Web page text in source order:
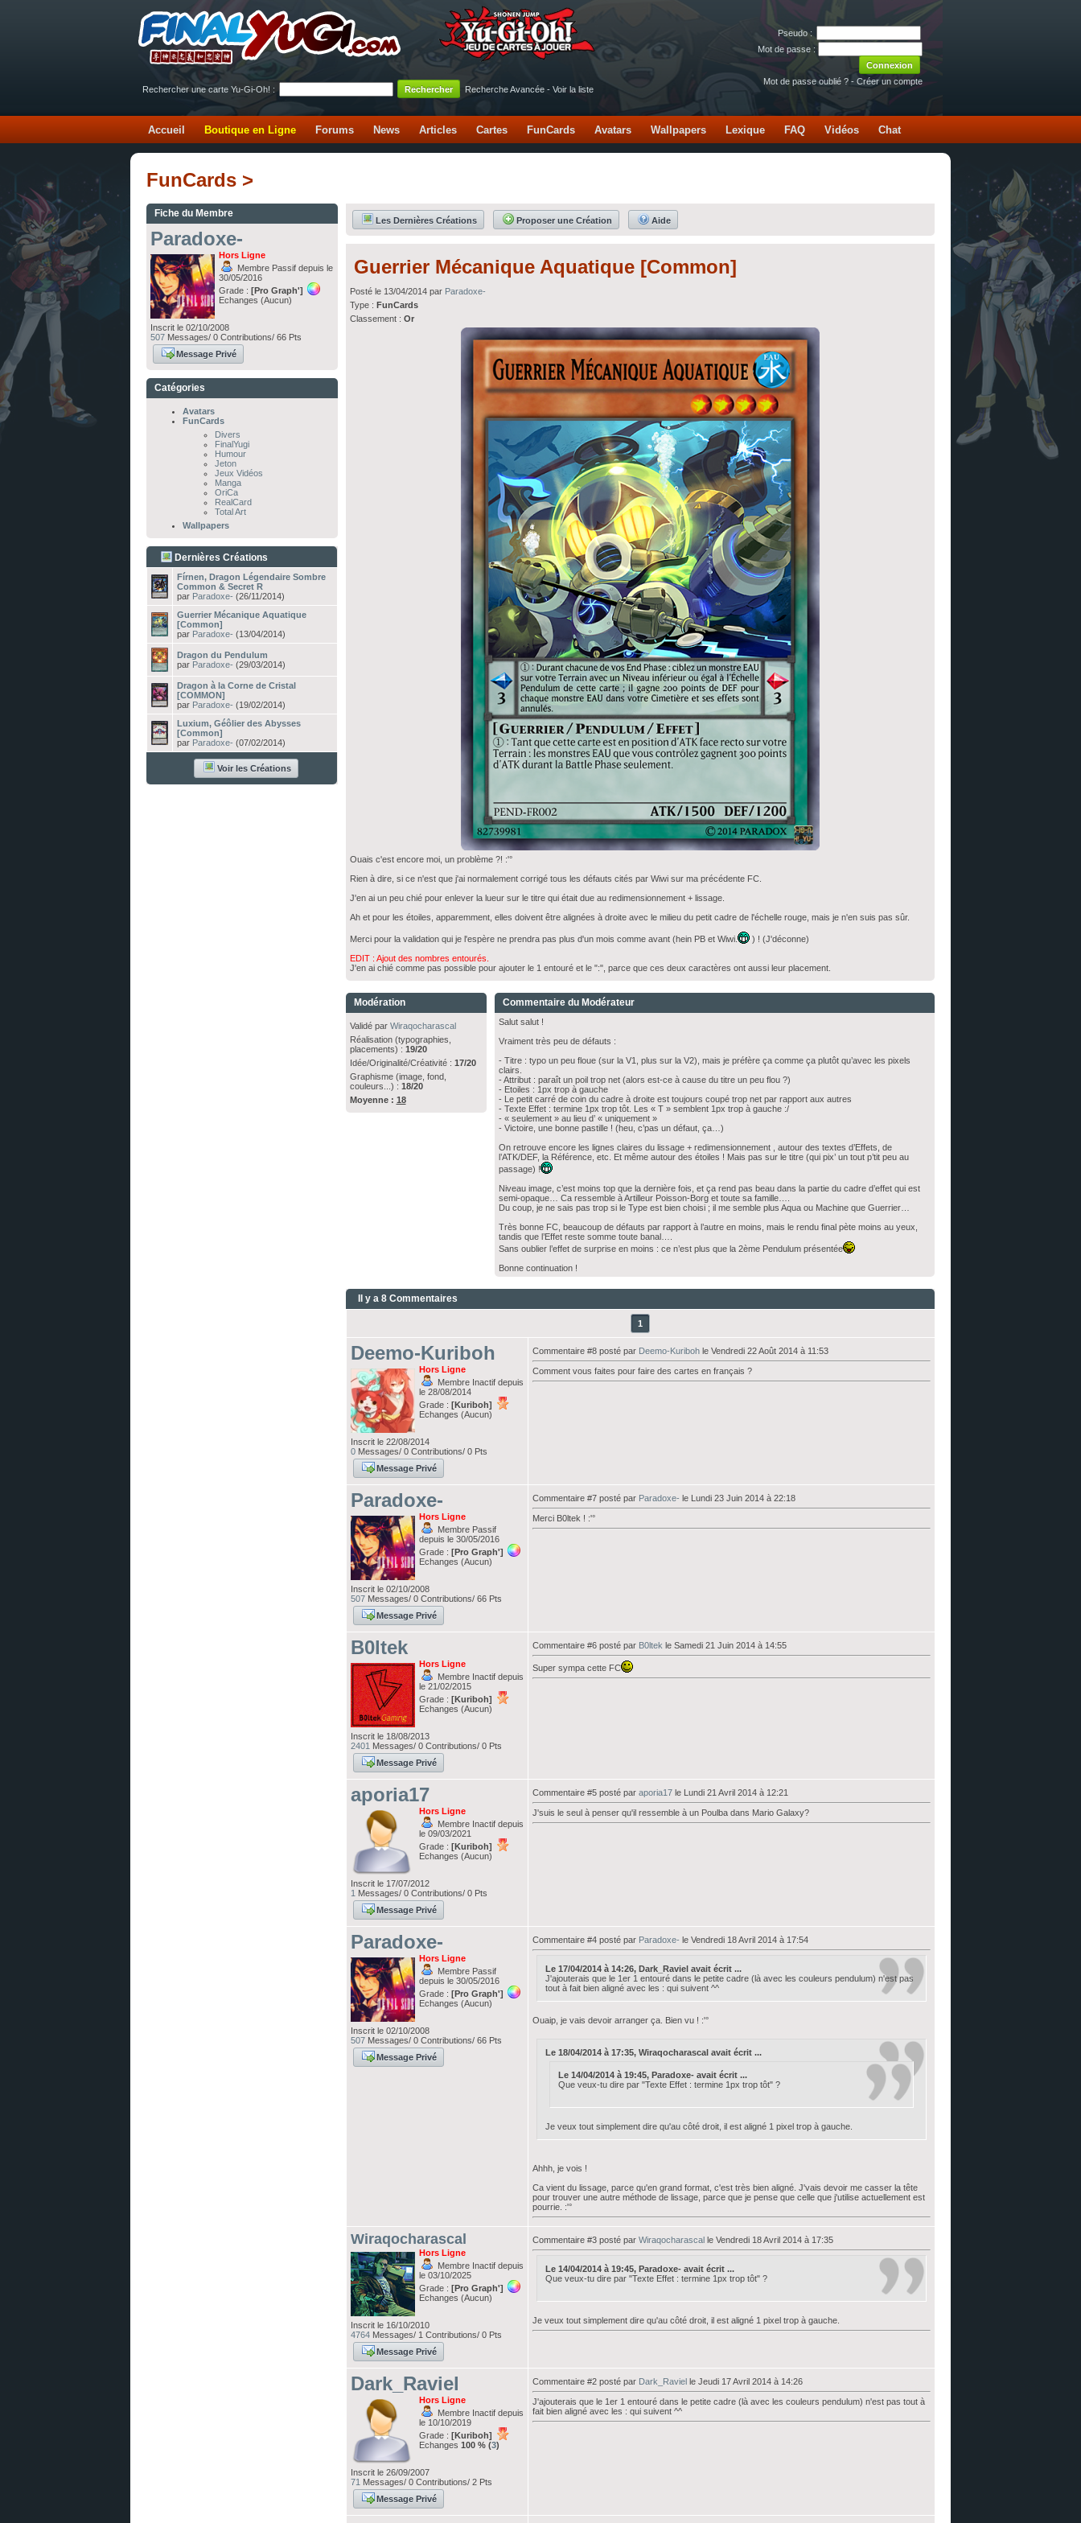
Pseudo :
Mot de passe :
Mot de passe oublié ? - Créer un compte
Rechercher une carte Yu-Gi-Oh! :
Recherche Avancée - Voir la liste
Accueil Boutique en Ligne Forums News Articles Cartes FunCards Avatars Wallpapers Lexique FAQ Vidéos Chat
FunCards >
Fiche du Membre
Paradoxe-
Hors Ligne
Membre Passif depuis le
30/05/2016
Grade : [Pro Graph']
Echanges (Aucun)
Inscrit le 02/10/2008
507 Messages/ 0 Contributions/ 66 Pts
Message Privé
Catégories
Avatars
FunCards
Divers
FinalYugi
Humour
Jeton
Jeux Vidéos
Manga
OriCa
RealCard
Total Art
Wallpapers
Dernières Créations
Fírnen, Dragon Légendaire Sombre
Common & Secret R
par Paradoxe- (26/11/2014)
Guerrier Mécanique Aquatique
[Common]
par Paradoxe- (13/04/2014)
Dragon du Pendulum
par Paradoxe- (29/03/2014)
Dragon à la Corne de Cristal
[COMMON]
par Paradoxe- (19/02/2014)
Luxium, Géôlier des Abysses
[Common]
par Paradoxe- (07/02/2014)
Voir les Créations
Les Dernières Créations Proposer une Création Aide
Guerrier Mécanique Aquatique [Common]
Posté le 13/04/2014 par Paradoxe-
Type : FunCards
Classement : Or
Ouais c'est encore moi, un problème ?! :'°
Rien à dire, si ce n'est que j'ai normalement corrigé tous les défauts cités par Wiwi sur ma précédente FC.
J'en ai un peu chié pour enlever la lueur sur le titre qui était due au redimensionnement + lissage.
Ah et pour les étoiles, apparemment, elles doivent être alignées à droite avec le milieu du petit cadre de l'échelle rouge, mais je n'en suis pas sûr.
Merci pour la validation qui je l'espère ne prendra pas plus d'un mois comme avant (hein PB et Wiwi.
) ! (J'déconne)
EDIT : Ajout des nombres entourés.
J'en ai chié comme pas possible pour ajouter le 1 entouré et le ":", parce que ces deux caractères ont aussi leur placement.
Modération
Validé par Wiraqocharascal
Réalisation (typographies,
placements) : 19/20
Idée/Originalité/Créativité : 17/20
Graphisme (image, fond,
couleurs...) : 18/20
Moyenne : 18
Commentaire du Modérateur
Salut salut !
Vraiment très peu de défauts :
- Titre : typo un peu floue (sur la V1, plus sur la V2), mais je préfère ça comme ça plutôt qu’avec les pixels
clairs.
- Attribut : paraît un poil trop net (alors est-ce à cause du titre un peu flou ?)
- Etoiles : 1px trop à gauche
- Le petit carré de coin du cadre à droite est toujours coupé trop net par rapport aux autres
- Texte Effet : termine 1px trop tôt. Les « T » semblent 1px trop à gauche :/
- « seulement » au lieu d’ « uniquement »
- Victoire, une bonne pastille ! (heu, c’pas un défaut, ça…)
On retrouve encore les lignes claires du lissage + redimensionnement , autour des textes d’Effets, de
l’ATK/DEF, la Référence, etc. Et même autour des étoiles ! Mais pas sur le titre (qui pix’ un tout p’tit peu au
passage) !
Niveau image, c’est moins top que la dernière fois, et ça rend pas beau dans la partie du cadre d’effet qui est
semi-opaque… Ca ressemble à Artilleur Poisson-Borg et toute sa famille….
Du coup, je ne sais pas trop si le Type est bien choisi ; il me semble plus Aqua ou Machine que Guerrier…
Très bonne FC, beaucoup de défauts par rapport à l’autre en moins, mais le rendu final pète moins au yeux,
tandis que l’Effet reste somme toute banal….
Sans oublier l’effet de surprise en moins : ce n’est plus que la 2ème Pendulum présentée
Bonne continuation !
Il y a 8 Commentaires
1
Deemo-Kuriboh
Hors Ligne
Membre Inactif depuis
le 28/08/2014
Grade : [Kuriboh]
Echanges (Aucun)
Inscrit le 22/08/2014
0Messages/ 0 Contributions/ 0 Pts
Message Privé
Commentaire #8 posté par Deemo-Kuribohle Vendredi 22 Août 2014 à 11:53
Comment vous faites pour faire des cartes en français ?
Paradoxe-
Hors Ligne
Membre Passif
depuis le 30/05/2016
Grade : [Pro Graph']
Echanges (Aucun)
Inscrit le 02/10/2008
507Messages/ 0 Contributions/ 66 Pts
Message Privé
Commentaire #7 posté par Paradoxe- le Lundi 23 Juin 2014 à 22:18
Merci B0ltek ! :'°
B0ltek
Hors Ligne
Membre Inactif depuis
le 21/02/2015
Grade : [Kuriboh]
Echanges (Aucun)
Inscrit le 18/08/2013
2401 Messages/ 0 Contributions/ 0 Pts
Message Privé
Commentaire #6 posté par B0ltek le Samedi 21 Juin 2014 à 14:55
Super sympa cette FC
aporia17
Hors Ligne
Membre Inactif depuis
le 09/03/2021
Grade : [Kuriboh]
Echanges (Aucun)
Inscrit le 17/07/2012
1 Messages/ 0 Contributions/ 0 Pts
Message Privé
Commentaire #5 posté par aporia17le Lundi 21 Avril 2014 à 12:21
J'suis le seul à penser qu'il ressemble à un Poulba dans Mario Galaxy?
Paradoxe-
Hors Ligne
Membre Passif
depuis le 30/05/2016
Grade : [Pro Graph']
Echanges (Aucun)
Inscrit le 02/10/2008
507Messages/ 0 Contributions/ 66 Pts
Message Privé
Commentaire #4 posté par Paradoxe- le Vendredi 18 Avril 2014 à 17:54
Le 17/04/2014 à 14:26, Dark_Raviel avait écrit ...
J'ajouterais que le 1er 1 entouré dans le petite cadre (là avec les couleurs pendulum) n'est pas
tout à fait bien aligné avec les : qui suivent ^^
Ouaip, je vais devoir arranger ça. Bien vu ! :'°
Le 18/04/2014 à 17:35, Wiraqocharascal avait écrit ...
Le 14/04/2014 à 19:45, Paradoxe- avait écrit ...
Que veux-tu dire par "Texte Effet : termine 1px trop tôt" ?
Je veux tout simplement dire qu'au côté droit, il est aligné 1 pixel trop à gauche.
Ahhh, je vois !
Ca vient du lissage, parce qu'en grand format, c'est très bien aligné. J'vais devoir me casser la tête
pour trouver une autre méthode de lissage, parce que je pense que celle que j'utilise actuellement est
pourrie. :'°
Wiraqocharascal
Hors Ligne
Membre Inactif depuis
le 03/10/2025
Grade : [Pro Graph']
Echanges (Aucun)
Inscrit le 16/10/2010
4764Messages/ 1 Contributions/ 0 Pts
Message Privé
Commentaire #3 posté par Wiraqocharascalle Vendredi 18 Avril 2014 à 17:35
Le 14/04/2014 à 19:45, Paradoxe- avait écrit ...
Que veux-tu dire par "Texte Effet : termine 1px trop tôt" ?
Je veux tout simplement dire qu'au côté droit, il est aligné 1 pixel trop à gauche.
Dark_Raviel
Hors Ligne
Membre Inactif depuis
le 10/10/2019
Grade : [Kuriboh]
Echanges 100 % (3)
Inscrit le 26/09/2007
71 Messages/ 0 Contributions/ 2 Pts
Message Privé
Commentaire #2 posté par Dark_Ravielle Jeudi 17 Avril 2014 à 14:26
J'ajouterais que le 1er 1 entouré dans le petite cadre (là avec les couleurs pendulum) n'est pas tout à
fait bien aligné avec les : qui suivent ^^